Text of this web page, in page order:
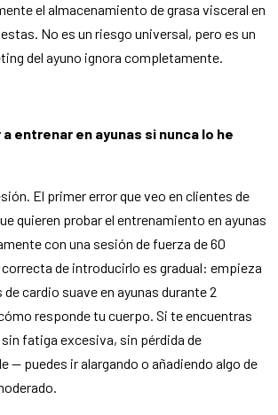
el almacenamiento de grasa visceral en
No es un riesgo universal, pero es un
del ayuno ignora completamente.
entrenar en ayunas si nunca lo he
El primer error que veo en clientes de
quieren probar el entrenamiento en ayunas
con una sesión de fuerza de 60
de introducirlo es gradual: empieza
cardio suave en ayunas durante 2
responde tu cuerpo. Si te encuentras
fatiga excesiva, sin pérdida de
— puedes ir alargando o añadiendo algo de